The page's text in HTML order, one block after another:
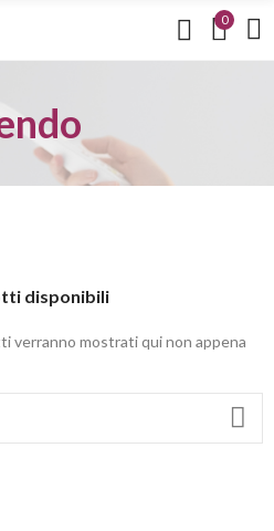
0
disponibili
verranno mostrati qui non appena